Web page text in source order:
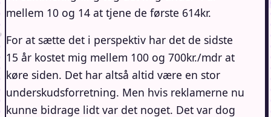
mellem 10 og 14 at tjene de første 614kr.
For at sætte det i perspektiv har det de sidste
15 år kostet mig mellem 100 og 700kr./mdr at
køre siden. Det har altså altid være en stor
underskudsforretning. Men hvis reklamerne nu
kunne bidrage lidt var det noget. Det var dog